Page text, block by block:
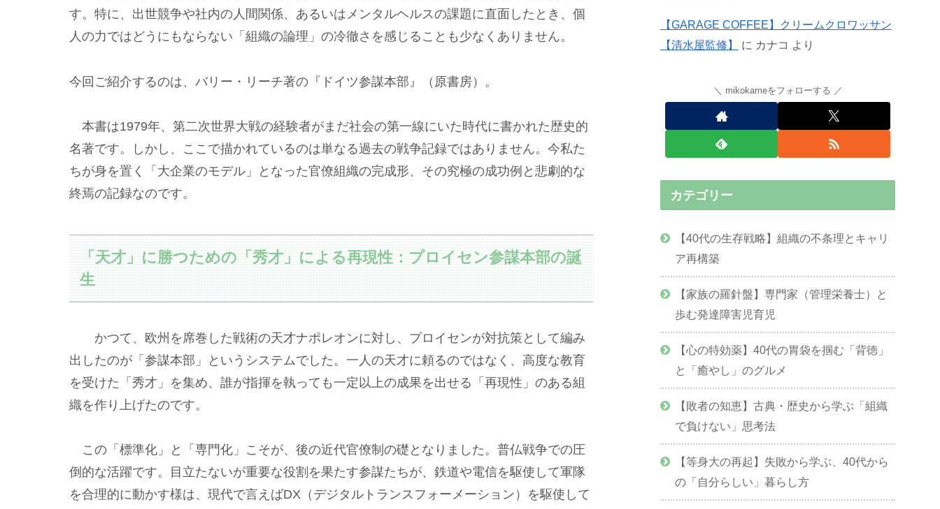
す。特に、出世競争や社内の人間関係、あるいはメンタルヘルスの課題に直面したとき、個
人の力ではどうにもならない「組織の論理」の冷徹さを感じることも少なくありません。
今回ご紹介するのは、バリー・リーチ著の『ドイツ参謀本部』（原書房）。
本書は1979年、第二次世界大戦の経験者がまだ社会の第一線にいた時代に書かれた歴史的
名著です。しかし、ここで描かれているのは単なる過去の戦争記録ではありません。今私た
ちが身を置く「大企業のモデル」となった官僚組織の完成形、その究極の成功例と悲劇的な
終焉の記録なのです。
「天才」に勝つための「秀才」による再現性：プロイセン参謀本部の誕
生
かつて、欧州を席巻した戦術の天才ナポレオンに対し、プロイセンが対抗策として編み
出したのが「参謀本部」というシステムでした。一人の天才に頼るのではなく、高度な教育
を受けた「秀才」を集め、誰が指揮を執っても一定以上の成果を出せる「再現性」のある組
織を作り上げたのです。
この「標準化」と「専門化」こそが、後の近代官僚制の礎となりました。普仏戦争での圧
倒的な活躍です。目立たないが重要な役割を果たす参謀たちが、鉄道や電信を駆使して軍隊
を合理的に動かす様は、現代で言えばDX（デジタルトランスフォーメーション）を駆使して
【GARAGE COFFEE】クリームクロワッサン
【清水屋監修】
に カナコ より
mikokameをフォローする
カテゴリー
【40代の生存戦略】組織の不条理とキャリ
ア再構築
【家族の羅針盤】専門家（管理栄養士）と
歩む発達障害児育児
【心の特効薬】40代の胃袋を掴む「背徳」
と「癒やし」のグルメ
【敗者の知恵】古典・歴史から学ぶ「組織
で負けない」思考法
【等身大の再起】失敗から学ぶ、40代から
の「自分らしい」暮らし方